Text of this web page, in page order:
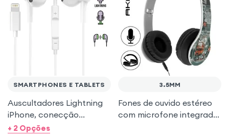
SMARTPHONES E TABLETS
Auscultadores Lightning
iPhone, conecção
Bluetooth com kit mãos-
+ 2 Opções
3.5MM
Fones de ouvido estéreo
com microfone integrado